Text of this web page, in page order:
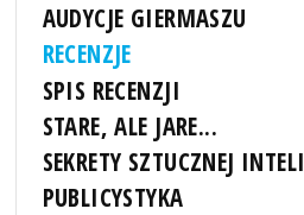
AUDYCJE GIERMASZU
RECENZJE
SPIS RECENZJI
STARE, ALE JARE...
SEKRETY SZTUCZNEJ
PUBLICYSTYKA